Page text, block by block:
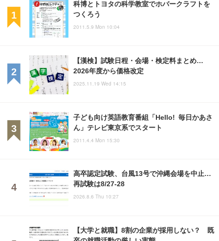
科博とトヨタの科学教室でホバークラフトを
つくろう
2011.5.9 Mon 10:04
【漢検】試験日程・会場・検定料まとめ…
2026年度から価格改定
2025.11.19 Wed 14:15
子ども向け英語教育番組「Hello! 毎日かあさ
ん」テレビ東京系でスタート
2011.4.4 Mon 15:30
高卒認定試験、台風13号で沖縄会場を中止…
再試験は8/27-28
2026.8.6 Thu 10:27
【大学と就職】8割の企業が採用しない？ 既